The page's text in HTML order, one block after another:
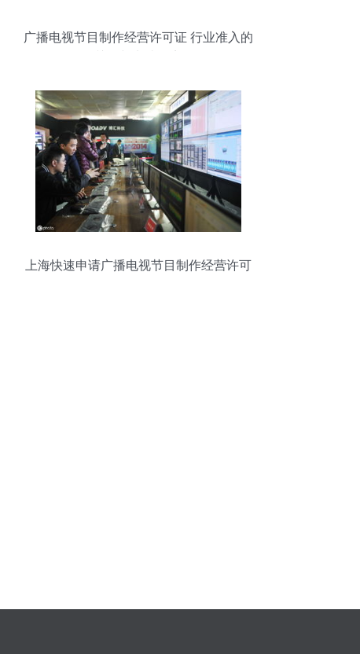
广播电视节目制作经营许可证 行业准入的
上海快速申请广播电视节目制作经营许可